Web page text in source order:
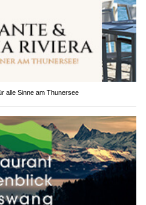
alle Sinne am Thunersee